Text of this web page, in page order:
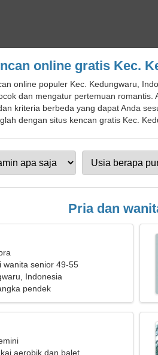
online gratis Kec.
online populer Kec. Kedungwaru,
dan mengatur pertemuan
kriteria berbeda yang dapat Anda
dengan situs kencan gratis Kec.
Pria dan
wanita senior 49-55
Indonesia
pendek
aerobik dan balet